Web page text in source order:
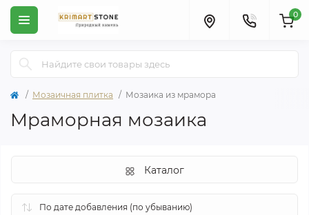
0
Мозаичная плитка Мозаика из мрамора
Мраморная мозаика
Каталог